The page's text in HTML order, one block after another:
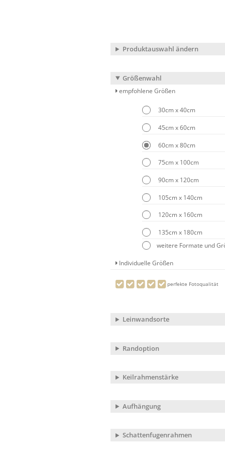
Produktauswahl ändern
Größenwahl
empfohlene Größen
30cm x 40cm
45cm x 60cm
60cm x 80cm
75cm x 100cm
90cm x 120cm
105cm x 140cm
120cm x 160cm
135cm x 180cm
weitere Formate und
Individuelle Größen
perfekte Fotoqualität
Leinwandsorte
Randoption
Keilrahmenstärke
Aufhängung
Schattenfugenrahmen